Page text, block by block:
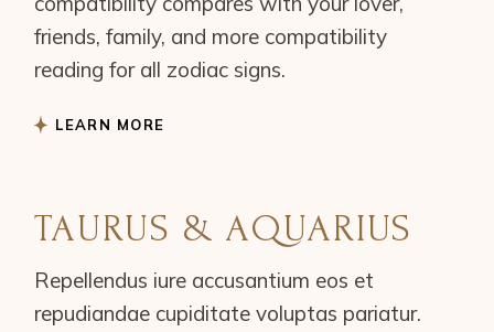
friends, family, and more compatibility
reading for all zodiac signs.
LEARN MORE
TAURUS & AQUARIUS
Repellendus iure accusantium eos et
repudiandae cupiditate voluptas pariatur.